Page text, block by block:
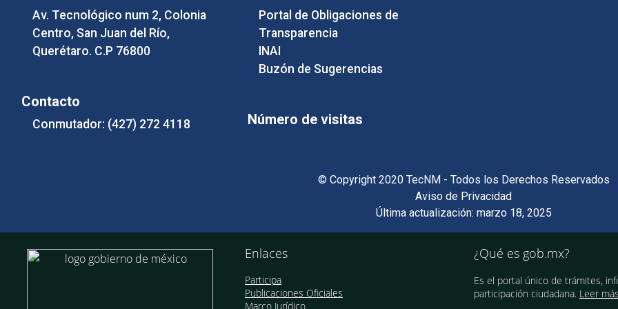
Av. Tecnológico num 2, Colonia
Centro, San Juan del Río,
Querétaro. C.P 76800
Contacto
Conmutador: (427) 272 4118
Portal de Obligaciones de
Transparencia
INAI
Buzón de Sugerencias
Número de visitas
© Copyright 2020 TecNM - Todos los Derechos Reservados
Aviso de Privacidad
Última actualización: marzo 18, 2025
Enlaces
Participa
Publicaciones Oficiales
Marco Jurídico
¿Qué es gob.mx?
Es el portal único de trámites,
participación ciudadana. Leer más